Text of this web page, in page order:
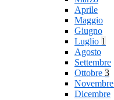
Aprile
Maggio
Giugno
Luglio 1
Agosto
Settembre
Ottobre 3
Novembre
Dicembre